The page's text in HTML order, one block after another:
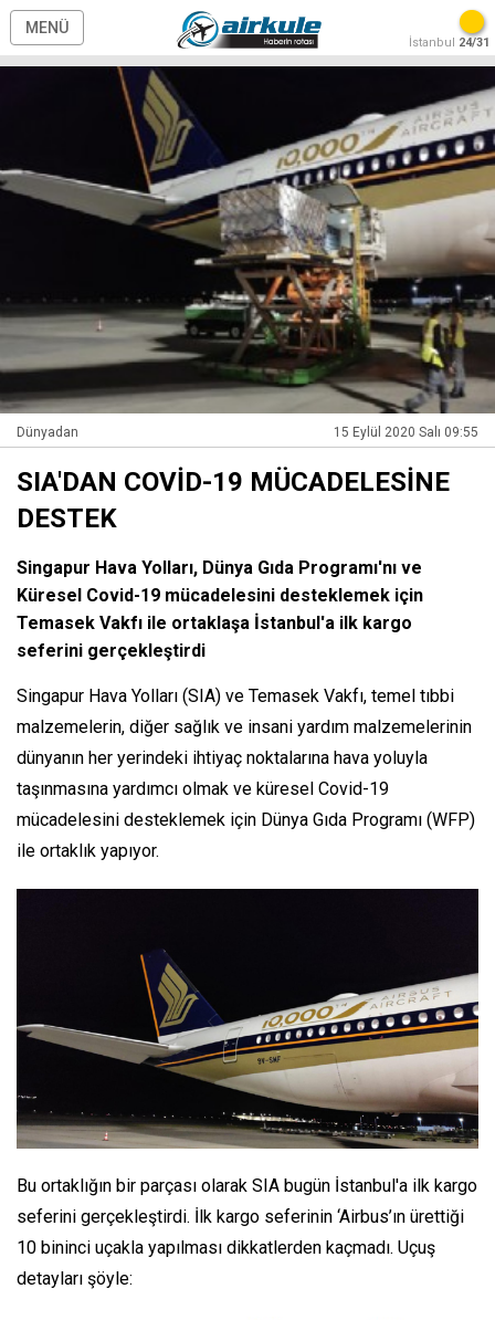
MENÜ
İstanbul 24/31
Dünyadan 15 Eylül 2020 Salı 09:55
SIA'DAN COVİD-19 MÜCADELESİNE
DESTEK
Singapur Hava Yolları, Dünya Gıda Programı'nı ve
Küresel Covid-19 mücadelesini desteklemek için
Temasek Vakfı ile ortaklaşa İstanbul'a ilk kargo
seferini gerçekleştirdi
Singapur Hava Yolları (SIA) ve Temasek Vakfı, temel tıbbi
malzemelerin, diğer sağlık ve insani yardım malzemelerinin
dünyanın her yerindeki ihtiyaç noktalarına hava yoluyla
taşınmasına yardımcı olmak ve küresel Covid-19
mücadelesini desteklemek için Dünya Gıda Programı (WFP)
ile ortaklık yapıyor.
Bu ortaklığın bir parçası olarak SIA bugün İstanbul'a ilk kargo
seferini gerçekleştirdi. İlk kargo seferinin ‘Airbus’ın ürettiği
10 bininci uçakla yapılması dikkatlerden kaçmadı. Uçuş
detayları şöyle: